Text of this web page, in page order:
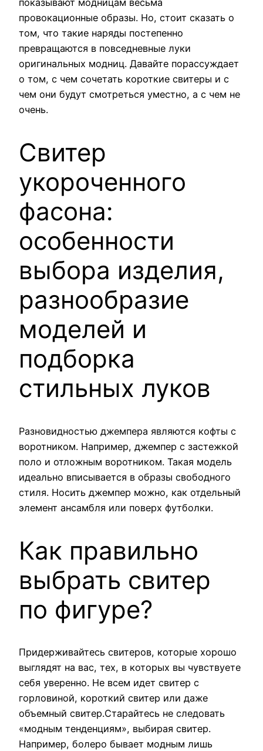
провокационные образы. Но, стоит сказать о
том, что такие наряды постепенно
превращаются в повседневные луки
оригинальных модниц. Давайте порассуждает
о том, с чем сочетать короткие свитеры и с
чем они будут смотреться уместно, а с чем не
очень.
Свитер
укороченного
фасона:
особенности
выбора изделия,
разнообразие
моделей и
подборка
стильных луков
Разновидностью джемпера являются кофты с
воротником. Например, джемпер с застежкой
поло и отложным воротником. Такая модель
идеально вписывается в образы свободного
стиля. Носить джемпер можно, как отдельный
элемент ансамбля или поверх футболки.
Как правильно
выбрать свитер
по фигуре?
Придерживайтесь свитеров, которые хорошо
выглядят на вас, тех, в которых вы чувствуете
себя уверенно. Не всем идет свитер с
горловиной, короткий свитер или даже
объемный свитер.Старайтесь не следовать
«модным тенденциям», выбирая свитер.
Например, болеро бывает модным лишь